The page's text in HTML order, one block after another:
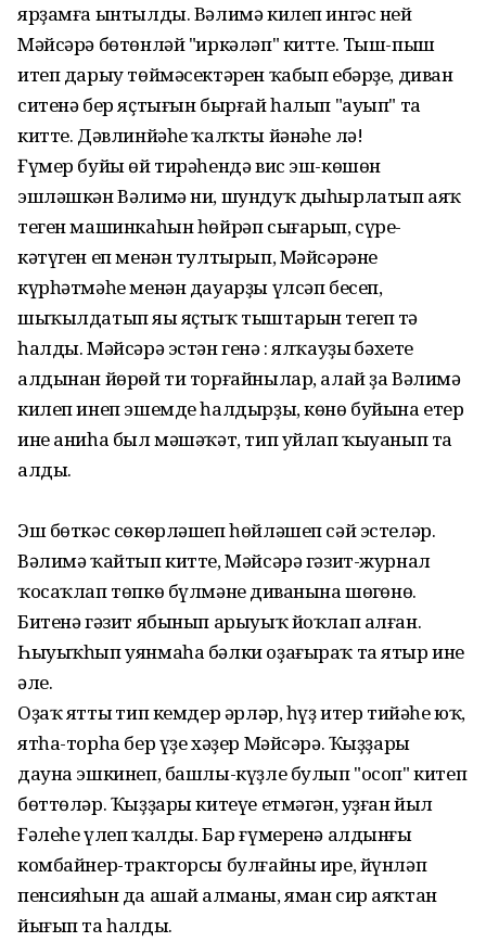
ярҙамға ынтылды. Вәлимә килеп ингәс ней
Мәйсәрә бөтөнләй "иркәләп" китте. Тыш-пыш
итеп дарыу төймәсектәрен ҡабып ебәрҙе, диван
ситенә бер яҫтығын бырғай һалып "ауып" та
китте. Дәвлинйәһе ҡалҡты йәнәһе лә!
Ғүмер буйы өй тирәһендә вис эш-көшөн
эшләшкән Вәлимә ни, шундуҡ дыһырлатып аяҡ
теген машинкаһын һөйрәп сығарып, сүре-
кәтүген еп менән тултырып, Мәйсәрәнең
күрһәтмәһе менән дауарҙы үлсәп бесеп,
шыҡылдатып яңы яҫтыҡ тыштарын тегеп тә
һалды. Мәйсәрә эстән генә : ялҡауҙың бәхете
алдынан йөрөй ти торғайнылар, алай ҙа Вәлимә
килеп инеп эшемде һалдырҙы, көнө буйына етер
ине аниһа был мәшәҡәт, тип уйлап ҡыуанып та
алды.
Эш бөткәс сөкөрләшеп һөйләшеп сәй эстеләр.
Вәлимә ҡайтып китте, Мәйсәрә гәзит-журнал
ҡосаҡлап төпкө бүлмәнең диванына шөңгөнө.
Битенә гәзит ябынып арыуыҡ йоҡлап алған.
Һыуыҡһып уянмаһа бәлки оҙағыраҡ та ятыр ине
әле.
Оҙаҡ яттың тип кемдер әрләр, һүҙ итер тийәһе юҡ,
ятһа-торһа бер үҙе хәҙер Мәйсәрә. Ҡыҙҙары
дауна эшкинеп, башлы-күҙле булып "осоп" китеп
бөттөләр. Ҡыҙҙары китеүе етмәгән, уҙған йыл
Ғәлеһе үлеп ҡалды. Бар ғүмеренә алдынғы
комбайнер-тракторсы булғайны ире, йүнләп
пенсияһын да ашай алманы, яман сир аяҡтан
йығып та һалды.